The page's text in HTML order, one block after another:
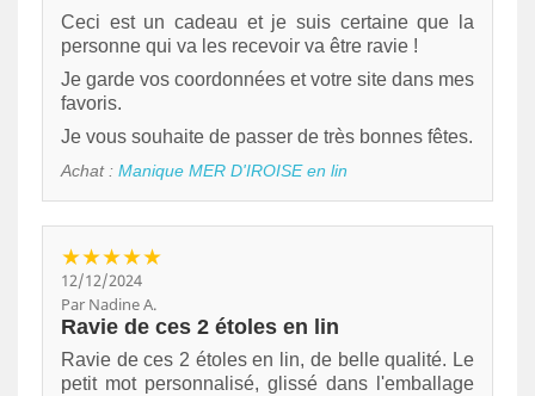
Ceci est un cadeau et je suis certaine que la
personne qui va les recevoir va être ravie !
Je garde vos coordonnées et votre site dans mes
favoris.
Je vous souhaite de passer de très bonnes fêtes.
Achat : Manique MER D'IROISE en lin
★★★★★
12/12/2024
Par Nadine A.
Ravie de ces 2 étoles en lin
Ravie de ces 2 étoles en lin, de belle qualité. Le
petit mot personnalisé, glissé dans l'emballage